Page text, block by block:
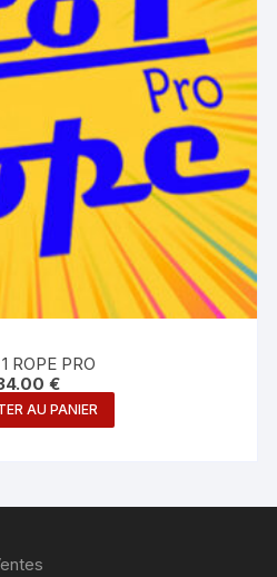
ROPE PRO
€
AU PANIER